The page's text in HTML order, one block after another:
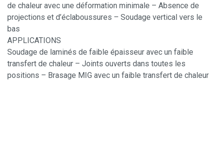
de chaleur avec une déformation minimale – Absence de
projections et d’éclaboussures – Soudage vertical vers le
bas
APPLICATIONS
Soudage de laminés de faible épaisseur avec un faible
transfert de chaleur – Joints ouverts dans toutes les
positions – Brasage MIG avec un faible transfert de chaleur